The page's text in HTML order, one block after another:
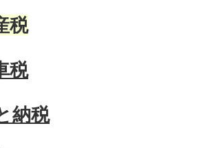
税
税
納税